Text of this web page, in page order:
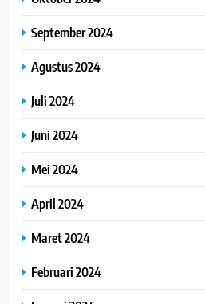
September 2024
Agustus 2024
Juli 2024
Juni 2024
Mei 2024
April 2024
Maret 2024
Februari 2024